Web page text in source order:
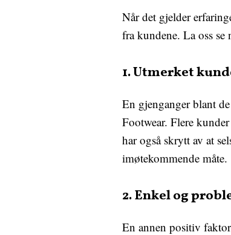
Når det gjelder
fra kundene. La oss
1. Utmerket
En gjenganger blant
Footwear. Flere
har også skrytt av at
imøtekommende måte.
2. Enkel og
En annen positiv